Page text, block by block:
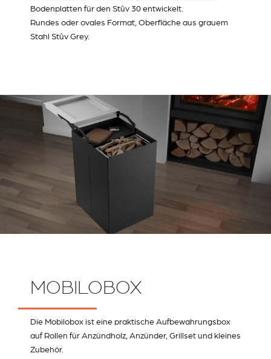
Bodenplatten für den Stûv 30 entwickelt.
Rundes oder ovales Format, Oberfläche aus grauem
Stahl Stûv Grey.
MOBILOBOX
Die Mobilobox ist eine praktische Aufbewahrungsbox
auf Rollen für Anzündholz, Anzünder, Grillset und kleines
Zubehör.